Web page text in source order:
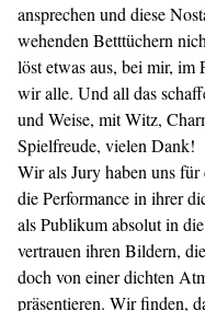
ansprechen und diese
wehenden Betttüchern
löst etwas aus, bei mir, im
wir alle. Und all das
und Weise, mit Witz,
Spielfreude, vielen Dank!
Wir als Jury haben uns für
die Performance in ihrer
als Publikum absolut in
vertrauen ihren Bildern,
doch von einer dichten
präsentieren. Wir finden,